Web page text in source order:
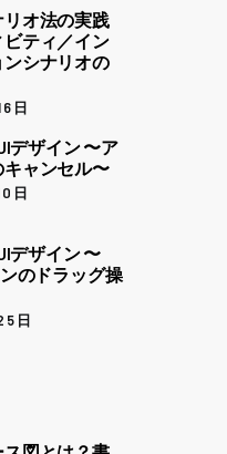
オ法の実践
ビティ／イン
シナリオの
日
デザイン 〜ア
ャンセル〜
日
デザイン 〜
のドラッグ操
日